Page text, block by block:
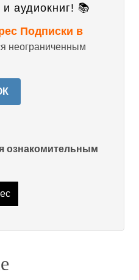
аудиокниг! 📚
Подписки в
неограниченным
ознакомительным